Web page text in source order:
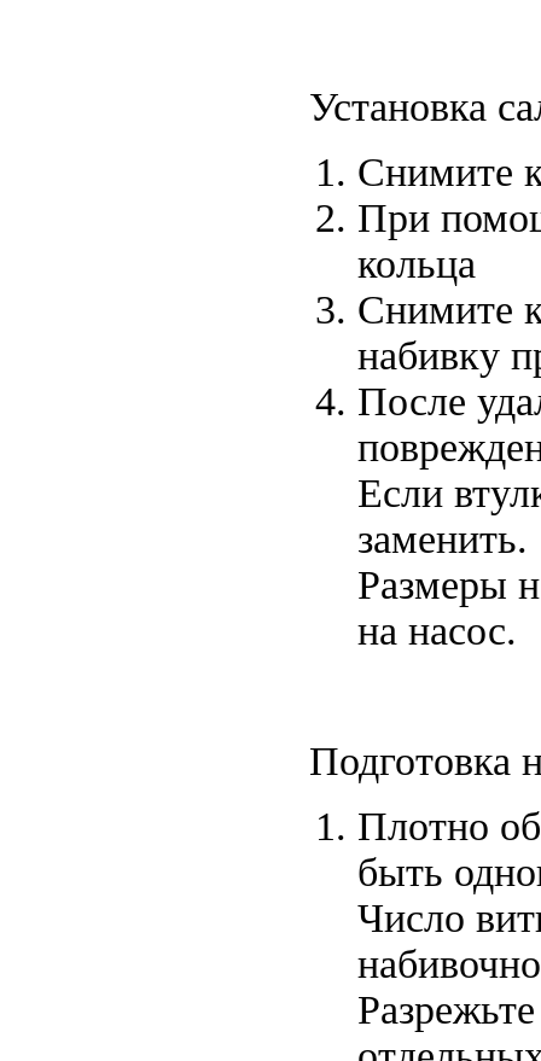
Установка
Снимите
При
кольца
Снимите
набивку
После
Если
заменить.
Размеры
на насос.
Подготовка
Плотно
быть
Число